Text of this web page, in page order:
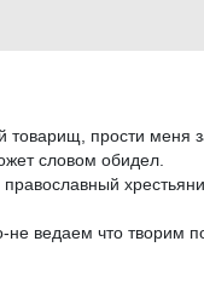
прости меня
словом обидел.
ведаем что творим